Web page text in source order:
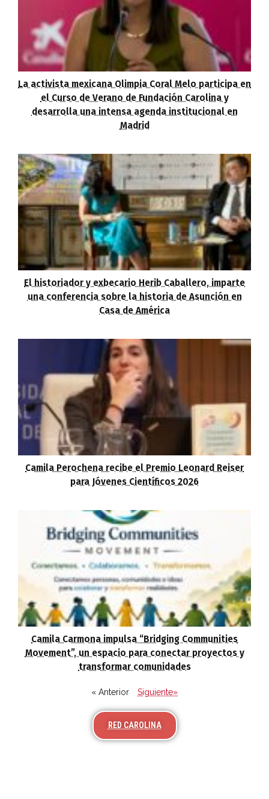
La activista mexicana Olimpia Coral Melo participa en
el Curso de Verano de Fundación Carolina y
desarrolla una intensa agenda institucional en
Madrid
El historiador y exbecario Herib Caballero, imparte
una conferencia sobre la historia de Asunción en
Casa de América
Camila Perochena recibe el Premio Leonard Reiser
para Jóvenes Científicos 2026
Camila Carmona impulsa “Bridging Communities
Movement”, un espacio para conectar proyectos y
transformar comunidades
« Anterior Siguiente»
RED CAROLINA